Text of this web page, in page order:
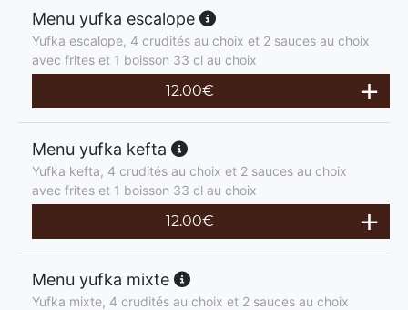
Menu yufka escalope
Yufka escalope, 4 crudités au choix et 2 sauces au choix
avec frites et 1 boisson 33 cl au choix
12.00€
Menu yufka kefta
Yufka kefta, 4 crudités au choix et 2 sauces au choix
avec frites et 1 boisson 33 cl au choix
12.00€
Menu yufka mixte
Yufka mixte, 4 crudités au choix et 2 sauces au choix